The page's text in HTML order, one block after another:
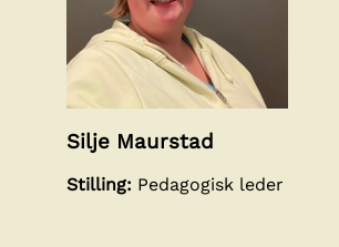
Silje Maurstad
Stilling: Pedagogisk leder